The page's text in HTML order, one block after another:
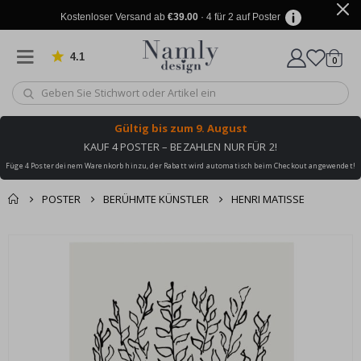
Kostenloser Versand ab €39.00· 4 für 2 auf Poster
4.1 von 1025 Bewertungen
Wagen
0
Gültig bis zum 9. August
KAUF 4 POSTER – BEZAHLEN NUR FÜR 2!
Füge 4 Poster deinem Warenkorb hinzu, der Rabatt wird automatisch beim Checkout angewendet!
POSTER BERÜHMTE KÜNSTLER HENRI MATISSE